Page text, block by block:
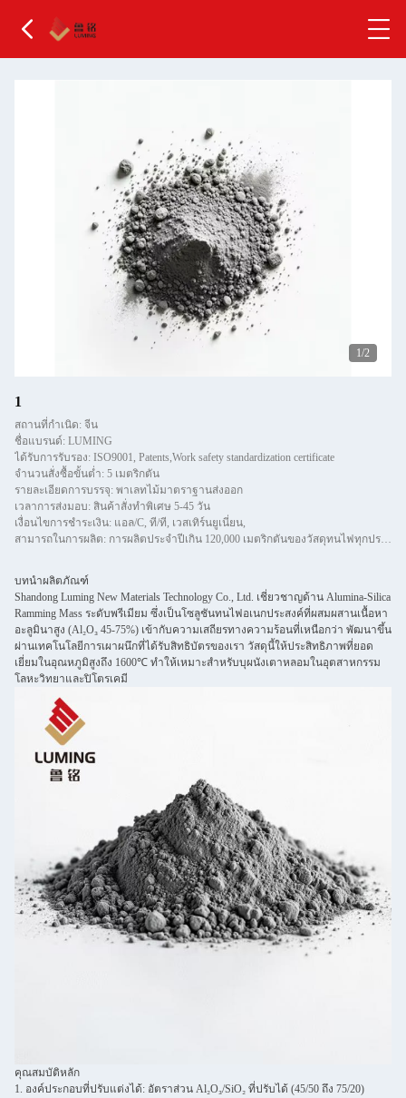
1/2
1
สถานที่กำเนิด: จีน
ชื่อแบรนด์: LUMING
ได้รับการรับรอง: ISO9001, Patents,Work safety standardization certificate
จำนวนสั่งซื้อขั้นต่ำ: 5 เมตริกตัน
รายละเอียดการบรรจุ: พาเลทไม้มาตราฐานส่งออก
เวลาการส่งมอบ: สินค้าสั่งทำพิเศษ 5-45 วัน
เงื่อนไขการชำระเงิน: แอล/C, ที/ที, เวสเทิร์นยูเนี่ยน,
สามารถในการผลิต: การผลิตประจำปีเกิน 120,000 เมตริกตันของวัสดุทนไฟทุกประเภทรวมถึง castables, preforms และ BRIC
บทนำผลิตภัณฑ์
Shandong Luming New Materials Technology Co., Ltd. เชี่ยวชาญด้าน Alumina-Silica
Ramming Mass ระดับพรีเมียม ซึ่งเป็นโซลูชันทนไฟอเนกประสงค์ที่ผสมผสานเนื้อหา
อะลูมินาสูง (Al₂O₃ 45-75%) เข้ากับความเสถียรทางความร้อนที่เหนือกว่า พัฒนาขึ้น
ผ่านเทคโนโลยีการเผาผนึกที่ได้รับสิทธิบัตรของเรา วัสดุนี้ให้ประสิทธิภาพที่ยอด
เยี่ยมในอุณหภูมิสูงถึง 1600℃ ทำให้เหมาะสำหรับบุผนังเตาหลอมในอุตสาหกรรม
โลหะวิทยาและปิโตรเคมี
คุณสมบัติหลัก
1. องค์ประกอบที่ปรับแต่งได้: อัตราส่วน Al₂O₃/SiO₂ ที่ปรับได้ (45/50 ถึง 75/20)